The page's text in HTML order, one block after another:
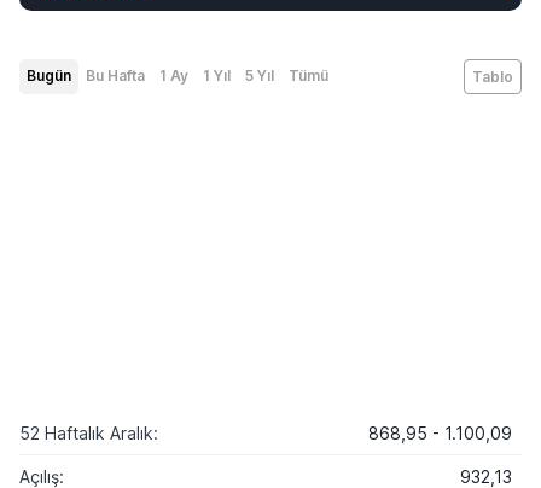
Bugün Bu Hafta 1 Ay 1 Yıl 5 Yıl Tümü Tablo
52 Haftalık Aralık: 868,95 - 1.100,09
Açılış: 932,13